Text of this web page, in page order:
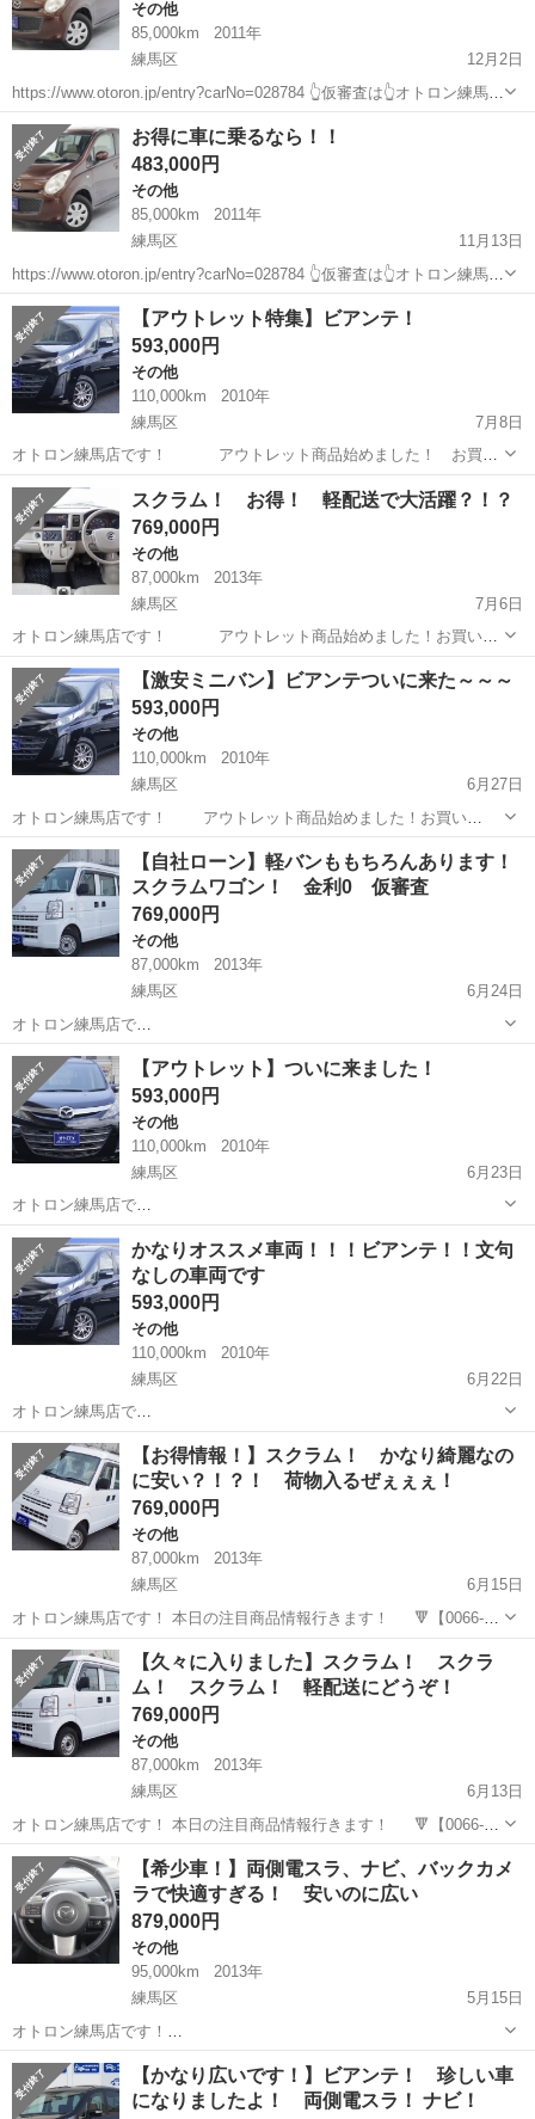
その他
85,000km
2011年
練馬区
12月2日
https://www.otoron.jp/entry?carNo=028784 👆仮審査は👆オトロン練馬店
へ✨👆 ⚠下取り最低保証額⚠ ・軽自動車5万円 ・普通車10万円 自社ロ
ーン販売専門店❕ブラックで...
東京 練馬区 その他 キャロル
お得に車に乗るなら！！
483,000円
その他
85,000km
2011年
練馬区
11月13日
https://www.otoron.jp/entry?carNo=028784 👆仮審査は👆オトロン練馬店
へ✨👆 ⚠下取り最低保証額⚠ ・軽自動車5万円 ・普通車10万円 自社ロ
ーン販売専門店❕ブラックで...
東京 練馬区 その他 ローン
【アウトレット特集】ビアンテ！
593,000円
その他
110,000km
2010年
練馬区
7月8日
オトロン練馬店です！ アウトレット商品始めました！ お買い
得！！ 🔻【0066-9711-
146606】🔻 こちらカーセンサーの無料電話になりますのでジモティを
見たとい...
東京 練馬区 その他 ビアンテ
スクラム！ お得！ 軽配送で大活躍？！？
769,000円
その他
87,000km
2013年
練馬区
7月6日
オトロン練馬店です！ アウトレット商品始めました！お買い
得！
🔻【0066-9711-146606】🔻 ...
東京 練馬区 その他 スクラム
【激安ミニバン】ビアンテついに来た～～～
593,000円
その他
110,000km
2010年
練馬区
6月27日
オトロン練馬店です！ アウトレット商品始めました！お買い
得！
🔻【0066-9711-1466...
東京 練馬区 その他 ビアンテ
【自社ローン】軽バンももちろんあります！
スクラムワゴン！ 金利0 仮審査
769,000円
その他
87,000km
2013年
練馬区
6月24日
オトロン練馬店で
す！
本日の注目商品情報行きま
す！
...
東京 練馬区 その他 スクラムワゴン
【アウトレット】ついに来ました！
593,000円
その他
110,000km
2010年
練馬区
6月23日
オトロン練馬店で
す！
本日の注目商品情報行きま
す！
...
東京 練馬区 その他 カーセンサー
かなりオススメ車両！！！ビアンテ！！文句
なしの車両です
593,000円
その他
110,000km
2010年
練馬区
6月22日
オトロン練馬店で
す！
本日の注目商品情報行きま
す！
...
東京 練馬区 その他 車両
【お得情報！】スクラム！ かなり綺麗なの
に安い？！？！ 荷物入るぜぇぇぇ！
769,000円
その他
87,000km
2013年
練馬区
6月15日
オトロン練馬店です！ 本日の注目商品情報行きます！ 🔻【0066-
9711-146606】🔻
...
東京 練馬区 その他 スクラム
【久々に入りました】スクラム！ スクラ
ム！ スクラム！ 軽配送にどうぞ！
769,000円
その他
87,000km
2013年
練馬区
6月13日
オトロン練馬店です！ 本日の注目商品情報行きます！ 🔻【0066-
9711-146606】🔻
...
東京 練馬区 その他 スクラム
【希少車！】両側電スラ、ナビ、バックカメ
ラで快適すぎる！ 安いのに広い
879,000円
その他
95,000km
2013年
練馬区
5月15日
オトロン練馬店です！
本日の注目商品情報行きます！ 🔻【0066-9711-1466...
東京 練馬区 その他
【かなり広いです！】ビアンテ！ 珍しい車
になりましたよ！ 両側電スラ！ ナビ！